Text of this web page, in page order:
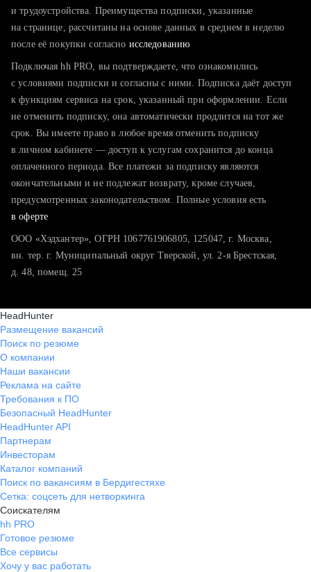
тратите много времени на поиск и вручную поднимаете
хотите сравнить себя с конкурентами и оценить шансы
и трудоустройства. Преимущества подписки, указанные
на странице, рассчитаны на основе данных в среднем в неделю
после её покупки согласно исследованию
Подключая hh PRO, вы подтверждаете, что ознакомились
с условиями подписки и согласны с ними. Подписка даёт доступ
к функциям сервиса на срок, указанный при оформлении. Если
не отменить подписку, она автоматически продлится на тот же
срок. Вы имеете право в любое время отменить подписку
в личном кабинете — доступ к услугам сохранится до конца
оплаченного периода. Все платежи за подписку являются
окончательными и не подлежат возврату, кроме случаев,
предусмотренных законодательством. Полные условия есть
в оферте
ООО «Хэдхантер», ОГРН 1067761906805, 125047, г. Москва,
вн. тер. г. Муниципальный округ Тверской, ул. 2-я Брестская,
д. 48, помещ. 25
HeadHunter
Размещение вакансий
Поиск по резюме
О компании
Наши вакансии
Реклама на сайте
Требования к ПО
Безопасный HeadHunter
HeadHunter API
Партнерам
Инвесторам
Каталог компаний
Поиск по вакансиям в Бердигестяхе
Сетка: соцсеть для нетворкинга
Соискателям
hh PRO
Готовое резюме
Все сервисы
Хочу у вас работать